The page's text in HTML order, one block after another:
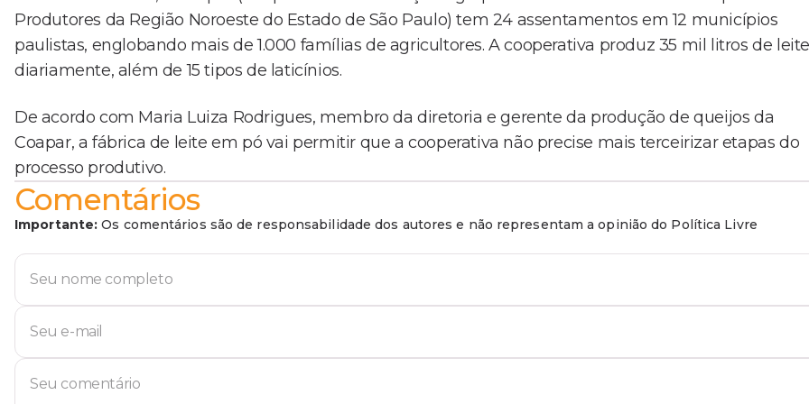
Produtores da Região Noroeste do Estado de São Paulo) tem 24 assentamentos em 12 municípios
paulistas, englobando mais de 1.000 famílias de agricultores. A cooperativa produz 35 mil litros de leite
diariamente, além de 15 tipos de laticínios.
De acordo com Maria Luiza Rodrigues, membro da diretoria e gerente da produção de queijos da
Coapar, a fábrica de leite em pó vai permitir que a cooperativa não precise mais terceirizar etapas do
processo produtivo.
Comentários
Importante: Os comentários são de responsabilidade dos autores e não representam a opinião do Política Livre